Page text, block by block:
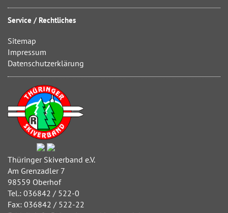
Service / Rechtliches
Sitemap
Impressum
Datenschutzerklärung
Thüringer Skiverband e.V.
Am Grenzadler 7
98559 Oberhof
Tel.: 036842 / 522-0
Fax: 036842 / 522-22